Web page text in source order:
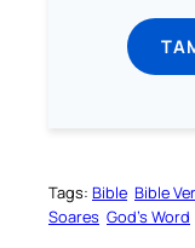
Tags: Bible Bible
Soares God’s Word